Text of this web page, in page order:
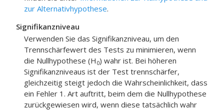
zur Alternativhypothese.
Signifikanzniveau
Verwenden Sie das Signifikanzniveau, um den
Trennschärfewert des Tests zu minimieren, wenn
die Nullhypothese (H 0) wahr ist. Bei höheren
Signifikanzniveaus ist der Test trennschärfer,
gleichzeitig steigt jedoch die Wahrscheinlichkeit, dass
ein Fehler 1. Art auftritt, beim dem die Nullhypothese
zurückgewiesen wird, wenn diese tatsächlich wahr